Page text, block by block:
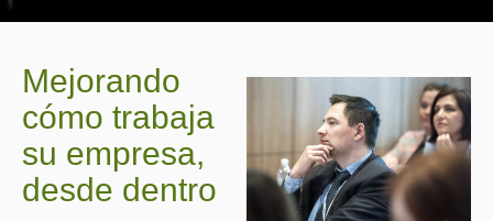
Mejorando
cómo trabaja
su empresa,
desde dentro